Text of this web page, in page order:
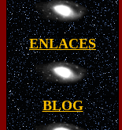
ENLACES
BLOG